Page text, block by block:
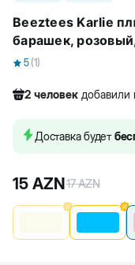
Beeztees Karlie
барашeк,
5 (1)
2 человек добавили
12 человек купили
Доставка будет
15 AZN17AZN